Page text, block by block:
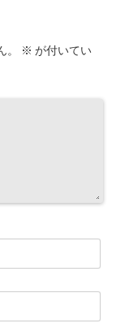
※ が付いてい